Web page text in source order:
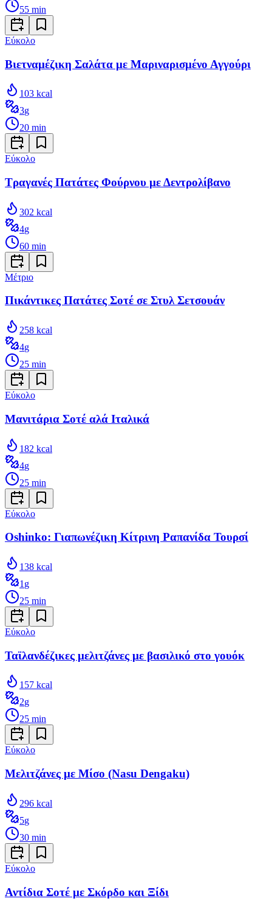
55 min
Εύκολο
Βιετναμέζικη Σαλάτα με Μαριναρισμένο Αγγούρι
103 kcal
3g
20 min
Εύκολο
Τραγανές Πατάτες Φούρνου με Δεντρολίβανο
302 kcal
4g
60 min
Μέτριο
Πικάντικες Πατάτες Σοτέ σε Στυλ Σετσουάν
258 kcal
4g
25 min
Εύκολο
Μανιτάρια Σοτέ αλά Ιταλικά
182 kcal
4g
25 min
Εύκολο
Oshinko: Γιαπωνέζικη Κίτρινη Ραπανίδα Τουρσί
138 kcal
1 g
25 min
Εύκολο
Ταϊλανδέζικες μελιτζάνες με βασιλικό στο γουόκ
157 kcal
2g
25 min
Εύκολο
Μελιτζάνες με Μίσο (Nasu Dengaku)
296 kcal
5g
30 min
Εύκολο
Αντίδια Σοτέ με Σκόρδο και Ξίδι